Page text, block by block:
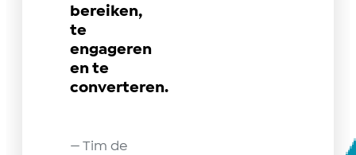
bereiken,
te
engageren
en te
converteren.
— Tim de